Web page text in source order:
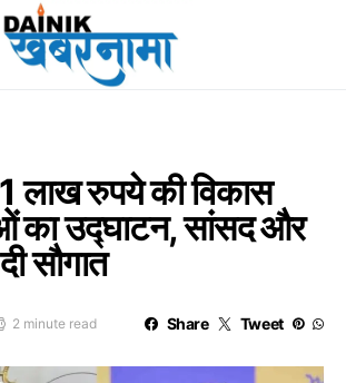
लाख रुपये की विकास
का उद्घाटन, सांसद और
सौगात
2 minute read Share Tweet